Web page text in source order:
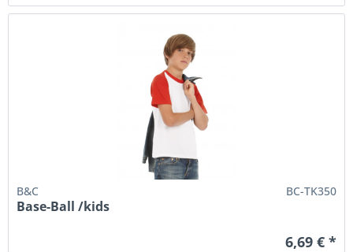
B&C BC-TK350
Base-Ball /kids
6,69 € *